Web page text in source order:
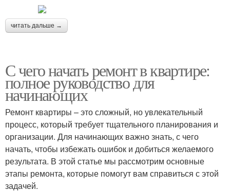
читать дальше →
С чего начать ремонт в квартире:
полное руководство для
начинающих
Ремонт квартиры – это сложный, но увлекательный
процесс, который требует тщательного планирования и
организации. Для начинающих важно знать, с чего
начать, чтобы избежать ошибок и добиться желаемого
результата. В этой статье мы рассмотрим основные
этапы ремонта, которые помогут вам справиться с этой
задачей.